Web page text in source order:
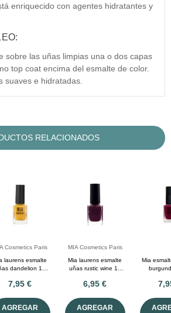
enriquecido con agentes hidratantes y
sobre las uñas limpias una o dos capas
top coat encima del esmalte de color.
suaves e hidratadas.
RELACIONADOS
Cosmetics Paris
laurens esmalte
dandelion 11
7,95 €
AGREGAR
MIA Cosmetics Paris
Mia laurens esmalte
uñas rustic wine 11
6,95 €
AGREGAR
Mia